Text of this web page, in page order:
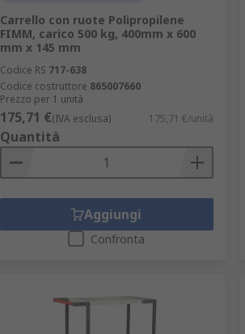
Carrello con ruote Polipropilene
FIMM, carico 500 kg, 400mm x 600
mm x 145 mm
Codice RS 717-638
Codice costruttore 865007660
Prezzo per 1 unità
175,71 €(IVA esclusa) 175,71 €/unità
Quantità
Aggiungi
Confronta